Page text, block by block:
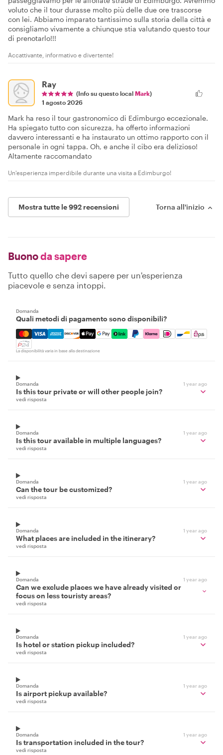
voluto che il tour durasse molto più delle due ore trascorse
con lei. Abbiamo imparato tantissimo sulla storia della città e
consigliamo vivamente a chiunque stia valutando questo tour
di prenotarlo!!!
Accattivante, informativo e divertente!
Ray
(Info su questo local Mark)
1 agosto 2026
Mark ha reso il tour gastronomico di Edimburgo eccezionale.
Ha spiegato tutto con sicurezza, ha offerto informazioni
davvero interessanti e ha instaurato un ottimo rapporto con il
personale in ogni tappa. Oh, e anche il cibo era delizioso!
Altamente raccomandato
Un'esperienza imperdibile durante una visita a Edimburgo!
Mostra tutte le 992 recensioni Torna all'inizio
Buonoda sapere
Tutto quello che devi sapere per un'esperienza
piacevole e senza intoppi.
Domanda
Quali metodi di pagamento sono disponibili?
Mastercard, Visa, Amex, Discover, Apple Pay, Google
La disponibilità varia in base alla destinazione
Domanda 1 year ago
Is this tour private or will other people join?
vedi risposta
Domanda 1 year ago
Is this tour available in multiple languages?
vedi risposta
Domanda 1 year ago
Can the tour be customized?
vedi risposta
Domanda 1 year ago
What places are included in the itinerary?
vedi risposta
Domanda 1 year ago
Can we exclude places we have already visited or
focus on less touristy areas?
vedi risposta
Domanda 1 year ago
Is hotel or station pickup included?
vedi risposta
Domanda 1 year ago
Is airport pickup available?
vedi risposta
Domanda 1 year ago
Is transportation included in the tour?
vedi risposta